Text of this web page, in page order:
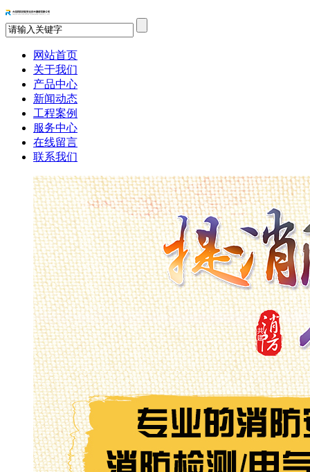
网站首页
关于我们
产品中心
新闻动态
工程案例
服务中心
在线留言
联系我们